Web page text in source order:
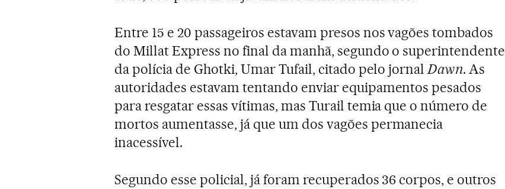
Entre 15 e 20 passageiros estavam presos nos vagões tombados
do Millat Express no final da manhã, segundo o superintendente
da polícia de Ghotki, Umar Tufail, citado pelo jornalDawn. As
autoridades estavam tentando enviar equipamentos pesados
para resgatar essas vítimas, mas Turail temia que o número de
mortos aumentasse, já que um dos vagões permanecia
inacessível.
Segundo esse policial, já foram recuperados 36 corpos, e outros